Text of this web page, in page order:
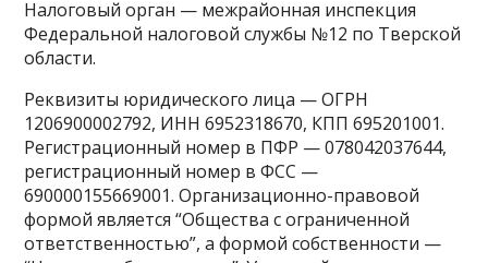
Налоговый орган — межрайонная инспекция
Федеральной налоговой службы №12 по Тверской
области.
Реквизиты юридического лица — ОГРН
1206900002792, ИНН 6952318670, КПП 695201001.
Регистрационный номер в ПФР — 078042037644,
регистрационный номер в ФСС —
690000155669001. Организационно-правовой
формой является “Общества с ограниченной
ответственностью”, а формой собственности —